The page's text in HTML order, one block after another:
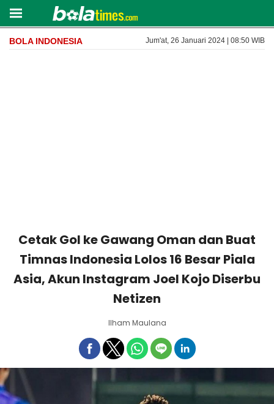
BOLA INDONESIA Jum'at, 26 Januari 2024 | 08:50 WIB
Cetak Gol ke Gawang Oman dan Buat
Timnas Indonesia Lolos 16 Besar Piala
Asia, Akun Instagram Joel Kojo Diserbu
Netizen
Ilham Maulana